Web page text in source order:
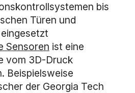
bis
Türen und
Sensoren ist eine
vom 3D-Druck
Beispielsweise
der Georgia Tech